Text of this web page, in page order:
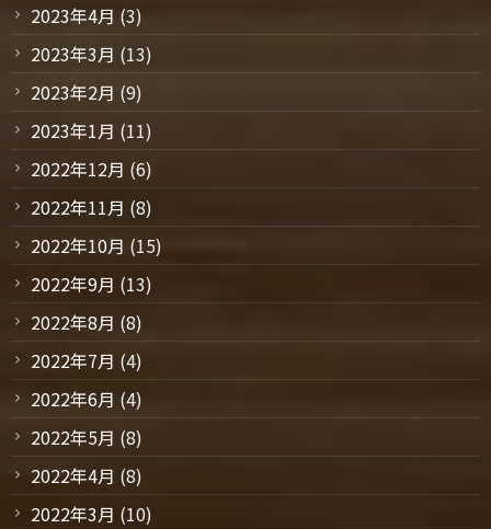
2023年4月 (3)
2023年3月 (13)
2023年2月 (9)
2023年1月 (11)
2022年12月 (6)
2022年11月 (8)
2022年10月 (15)
2022年9月 (13)
2022年8月 (8)
2022年7月 (4)
2022年6月 (4)
2022年5月 (8)
2022年4月 (8)
2022年3月 (10)